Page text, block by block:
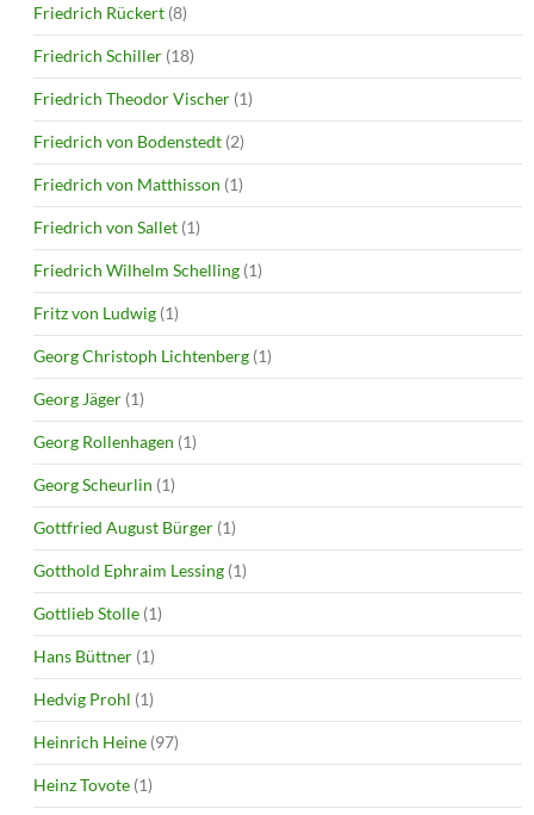
Friedrich Rückert (8)
Friedrich Schiller (18)
Friedrich Theodor Vischer (1)
Friedrich von Bodenstedt (2)
Friedrich von Matthisson (1)
Friedrich von Sallet (1)
Friedrich Wilhelm Schelling (1)
Fritz von Ludwig (1)
Georg Christoph Lichtenberg (1)
Georg Jäger (1)
Georg Rollenhagen (1)
Georg Scheurlin (1)
Gottfried August Bürger (1)
Gotthold Ephraim Lessing (1)
Gottlieb Stolle (1)
Hans Büttner (1)
Hedvig Prohl (1)
Heinrich Heine (97)
Heinz Tovote (1)